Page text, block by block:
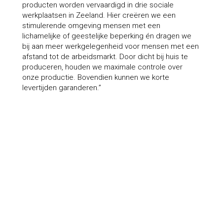
producten worden vervaardigd in drie sociale
werkplaatsen in Zeeland. Hier creëren we een
stimulerende omgeving mensen met een
lichamelijke of geestelijke beperking én dragen we
bij aan meer werkgelegenheid voor mensen met een
afstand tot de arbeidsmarkt. Door dicht bij huis te
produceren, houden we maximale controle over
onze productie. Bovendien kunnen we korte
levertijden garanderen.”